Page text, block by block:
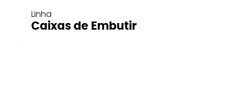
Linha
Caixas de Embutir